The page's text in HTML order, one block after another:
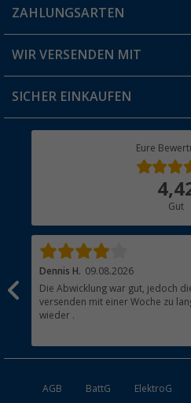
Blog
Jobs & Karriere
FAQ & Kontakt
Versandinformationen
Rücksendung
ZAHLUNGSARTEN
WIR VERSENDEN MIT
SICHER EINKAUFEN
Eure
Gut
Dennis H. 09.08.2026
Die Abwicklung war gut, jedoch
versenden mit einer Woche zu
wieder .
AGB BattG ElektroG